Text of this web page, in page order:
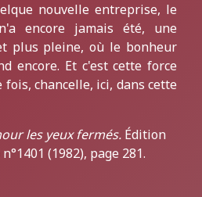
nouvelle entreprise, le
encore jamais été, une
plus pleine, où le bonheur
encore. Et c'est cette force
chancelle, ici, dans cette
les yeux fermés. Édition
(1982), page 281.